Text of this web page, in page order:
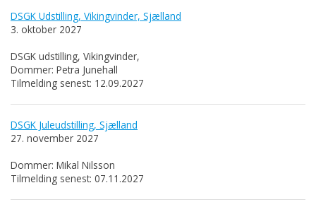
DSGK Udstilling, Vikingvinder, Sjælland
3. oktober 2027
DSGK udstilling, Vikingvinder,
Dommer: Petra Junehall
Tilmelding senest: 12.09.2027
DSGK Juleudstilling, Sjælland
27. november 2027
Dommer: Mikal Nilsson
Tilmelding senest: 07.11.2027